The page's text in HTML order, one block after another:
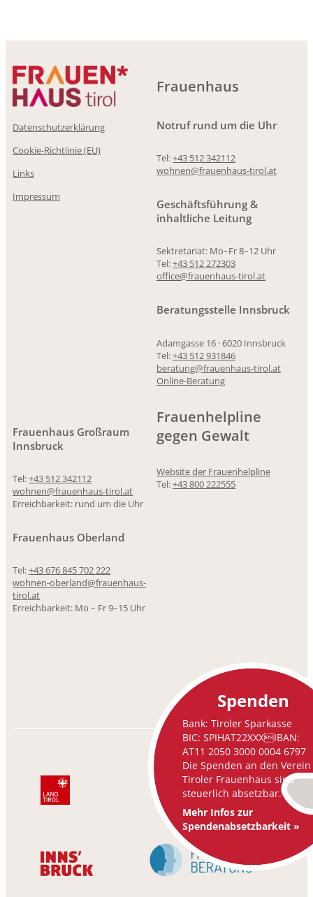
Datenschutzerklärung
Cookie-Richtlinie (EU)
Links
Impressum
Frauenhaus
Notruf rund um die Uhr
Tel:+43 512 342112
wohnen@frauenhaus-tirol.at
Geschäftsführung &
inhaltliche Leitung
Sektretariat: Mo–Fr 8–12 Uhr
Tel:+43 512 272303
office@frauenhaus-tirol.at
Beratungsstelle Innsbruck
Adamgasse 16 · 6020 Innsbruck
Tel:+43 512 931846
beratung@frauenhaus-tirol.at
Online-Beratung
Frauenhaus Großraum
Innsbruck
Tel:+43 512 342112
wohnen@frauenhaus-tirol.at
Erreichbarkeit: rund um die Uhr
Frauenhaus Oberland
Tel:+43 676 845 702 222
wohnen-oberland@frauenhaus-
tirol.at
Erreichbarkeit: Mo – Fr 9–15 Uhr
Frauenhelpline
gegen Gewalt
Website der Frauenhelpline
Tel:+43 800 222555
Spenden
Bank: Tiroler Sparkasse
BIC: SPIHAT22XXXIBAN:
AT11 2050 3000 0004 6797
Die Spenden an den Verein
Tiroler Frauenhaus sind
steuerlich absetzbar.
Mehr Infos zur
Spendenabsetzbarkeit »